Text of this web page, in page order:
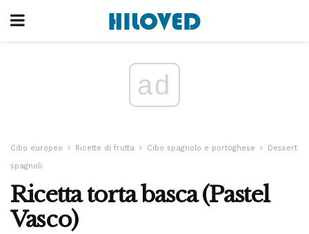
ad
Cibo europeo Ricette di frutta Cibo spagnolo e portoghese
Dessert
spagnoli
Ricetta torta basca (Pastel
Vasco)